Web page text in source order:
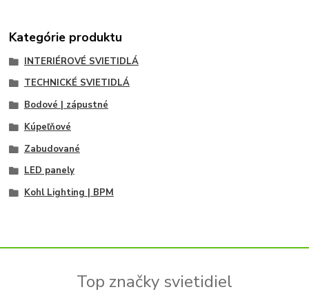
Kategórie produktu
INTERIÉROVÉ SVIETIDLÁ
TECHNICKÉ SVIETIDLÁ
Bodové | zápustné
Kúpeľňové
Zabudované
LED panely
Kohl Lighting | BPM
Top značky svietidiel